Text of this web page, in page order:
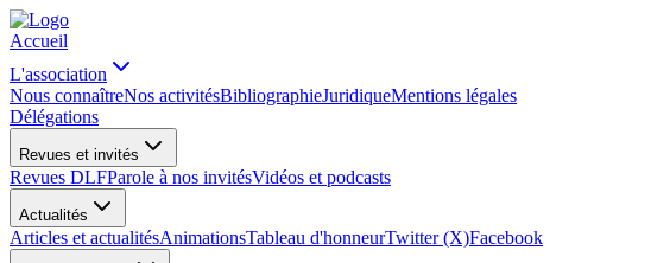
Accueil
L'association
Nous connaîtreNos activitésBibliographieJuridiqueMentions légales
Délégations
Revues et invités
Revues DLFParole à nos invitésVidéos et podcasts
Actualités
Articles et actualitésAnimationsTableau d'honneurTwitter (X)Facebook